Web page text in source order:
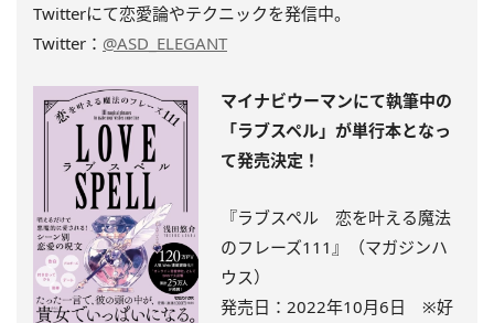
Twitterにて恋愛論やテクニックを発信中。
Twitter： @ASD_ELEGANT
マイナビウーマンにて執筆中の
「ラブスペル」が単行本となっ
て発売決定！
『ラブスペル 恋を叶える魔法
のフレーズ111』（マガジンハ
ウス）
発売日：2022年10月6日 ※好